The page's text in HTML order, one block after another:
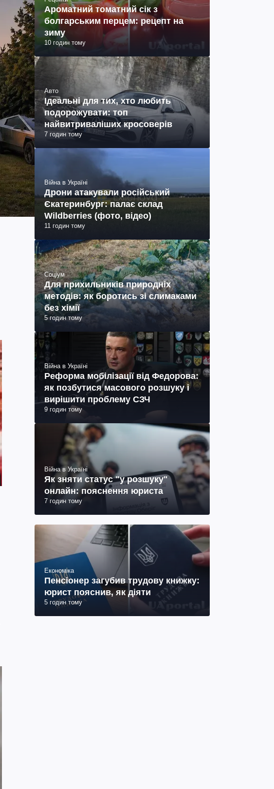
Ароматний томатний сік з
болгарським перцем: рецепт на
зиму
10 годин тому
Авто
Ідеальні для тих, хто любить
подорожувати: топ
найвитриваліших кросоверів
7 годин тому
Війна в Україні
Дрони атакували російський
Єкатеринбург: палає склад
Wildberries (фото, відео)
11 годин тому
Соціум
Для прихильників природніх
методів: як боротись зі слимаками
без хімії
5 годин тому
Війна в Україні
Реформа мобілізації від Федорова:
як позбутися масового розшуку і
вирішити проблему СЗЧ
9 годин тому
Війна в Україні
Як зняти статус "у розшуку"
онлайн: пояснення юриста
7 годин тому
Економіка
Пенсіонер загубив трудову книжку:
юрист пояснив, як діяти
5 годин тому